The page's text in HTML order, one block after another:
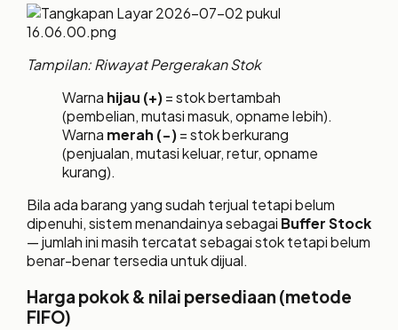
Tampilan: Riwayat Pergerakan Stok
Warna hijau (+)= stok bertambah
(pembelian, mutasi masuk, opname lebih).
Warna merah (−)= stok berkurang
(penjualan, mutasi keluar, retur, opname
kurang).
Bila ada barang yang sudah terjual tetapi belum
dipenuhi, sistem menandainya sebagai Buffer Stock
— jumlah ini masih tercatat sebagai stok tetapi belum
benar-benar tersedia untuk dijual.
Harga pokok & nilai persediaan (metode
FIFO)